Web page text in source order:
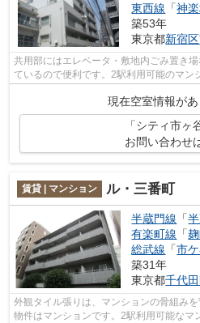
東西線 「神
築53年
東京都新宿区
共用部にはエレベータ・敷地内ごみ置き
ているので便利です。2駅利用可能のマン
現在空室情報があ
「シティ市ヶ
お問い合わせ
賃貸 | マンション ル・三番町
半蔵門線 「
有楽町線 「
総武線 「市
築31年
東京都千代
外観タイル張りは、マンションの骨組み
物件はマンションです。2駅利用可能なマ